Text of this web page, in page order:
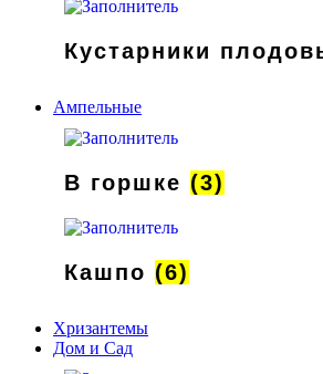
Кустарники
Ампельные
В горшке (3)
Кашпо (6)
Хризантемы
Дом и Сад